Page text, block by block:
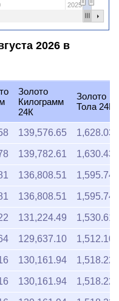
2025
2026 в
Золото
Килограмм
24К
Золото
Тола 24К
139,576.65 1,628.03
139,782.61 1,630.43
136,808.51 1,595.74
136,808.51 1,595.74
131,224.49 1,530.61
129,637.10 1,512.10
130,161.94 1,518.22
130,161.94 1,518.22